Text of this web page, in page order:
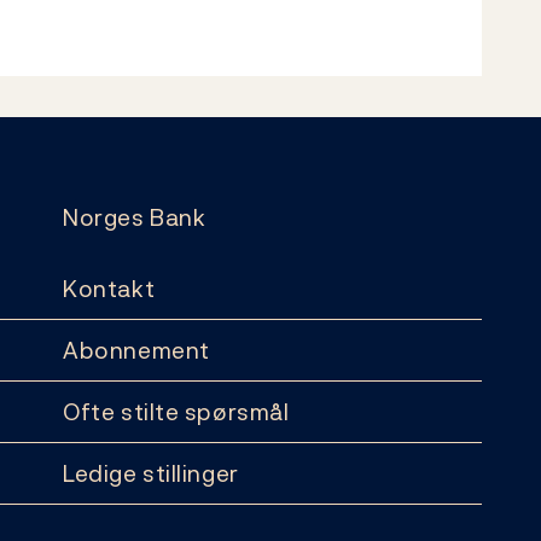
Norges Bank
Kontakt
Abonnement
Ofte stilte spørsmål
Ledige stillinger